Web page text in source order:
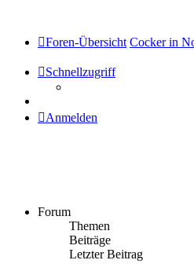
Foren-Übersicht Cocker in
Schnellzugriff
Anmelden
Forum
Themen
Beiträge
Letzter Beitrag